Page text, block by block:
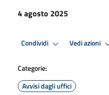
4 agosto 2025
Condividi Vedi azioni
Categorie:
Avvisi dagli uffici